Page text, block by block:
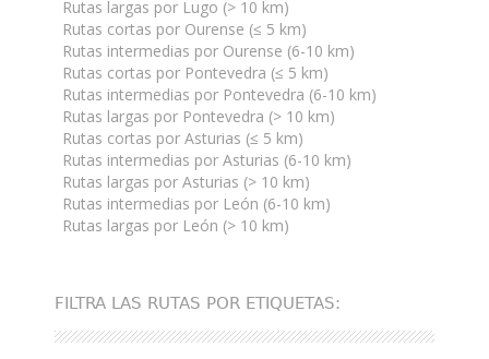
Rutas largas por Lugo (> 10 km)
Rutas cortas por Ourense (≤ 5 km)
Rutas intermedias por Ourense (6-10 km)
Rutas cortas por Pontevedra (≤ 5 km)
Rutas intermedias por Pontevedra (6-10 km)
Rutas largas por Pontevedra (> 10 km)
Rutas cortas por Asturias (≤ 5 km)
Rutas intermedias por Asturias (6-10 km)
Rutas largas por Asturias (> 10 km)
Rutas intermedias por León (6-10 km)
Rutas largas por León (> 10 km)
FILTRA LAS RUTAS POR ETIQUETAS: